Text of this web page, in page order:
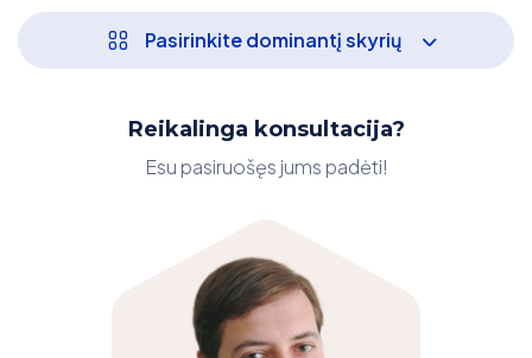
Pasirinkite dominantį skyrių
Reikalinga konsultacija?
Esu pasiruošęs jums padėti!